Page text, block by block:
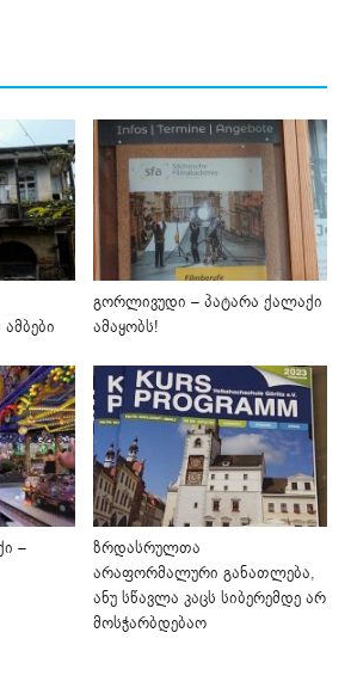
გორლივუდი – პატარა ქალაქი
ამაყობს!
–
ზრდასრულთა
არაფორმალური განათლება,
ანუ სწავლა კაცს სიბერემდე არ
მოსჭარბდებაო